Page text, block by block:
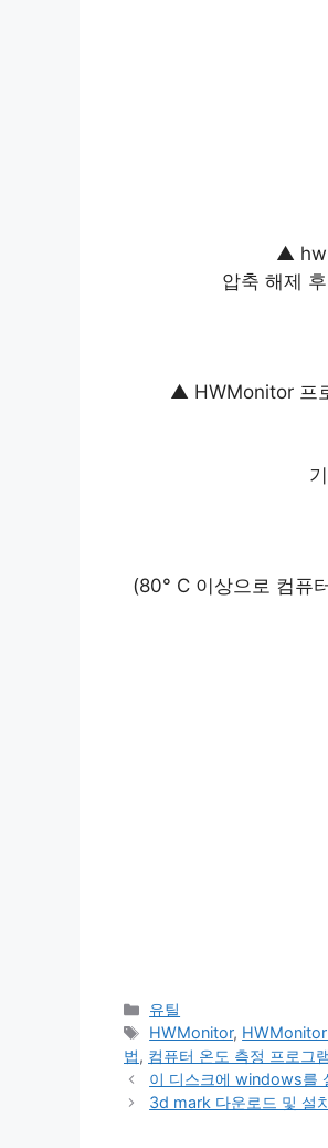
▲
압축 해제 후
▲ HWMonitor 프
(80° C 이상으로 컴퓨
카
테
고
리
유틸
태
그
HWMonitor, HWMonitor
법, 컴퓨터 온도 측정 프로그램
이 디스크에 windows를
3d mark 다운로드 및 설